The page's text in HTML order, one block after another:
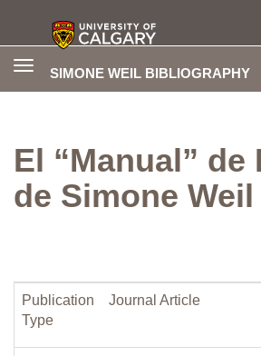
SIMONE WEIL BIBLIOGRAPHY
Toggle
El “Manual” de
de Simone Weil
Publication
Type
Journal Article